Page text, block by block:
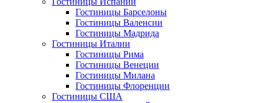
Гостиницы Барселоны
Гостиницы Валенсии
Гостиницы Мадрида
Гостиницы Италии
Гостиницы Рима
Гостиницы Венеции
Гостиницы Милана
Гостиницы Флоренции
Гостиницы США